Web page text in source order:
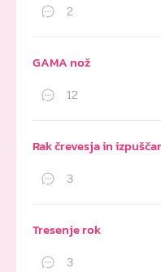
2
GAMA nož
12
Rak črevesja in
3
Tresenje rok
3